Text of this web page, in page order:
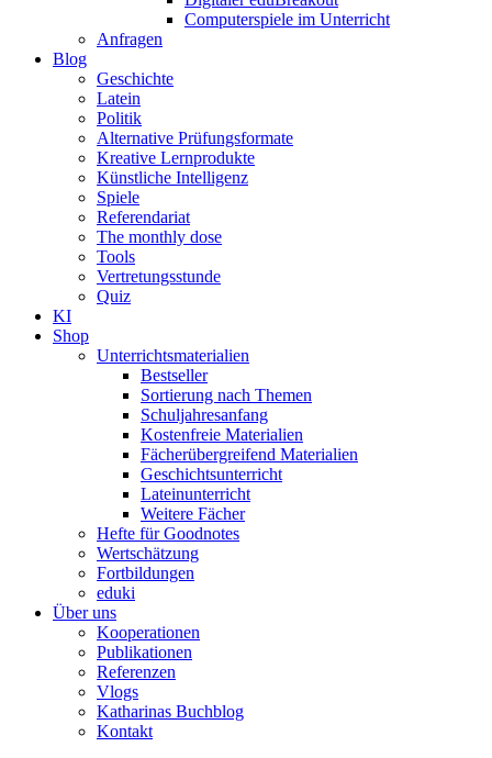
Computerspiele im Unterricht
Anfragen
Blog
Geschichte
Latein
Politik
Alternative Prüfungsformate
Kreative Lernprodukte
Künstliche Intelligenz
Spiele
Referendariat
The monthly dose
Tools
Vertretungsstunde
Quiz
KI
Shop
Unterrichtsmaterialien
Bestseller
Sortierung nach Themen
Schuljahresanfang
Kostenfreie Materialien
Fächerübergreifend Materialien
Geschichtsunterricht
Lateinunterricht
Weitere Fächer
Hefte für Goodnotes
Wertschätzung
Fortbildungen
eduki
Über uns
Kooperationen
Publikationen
Referenzen
Vlogs
Katharinas Buchblog
Kontakt